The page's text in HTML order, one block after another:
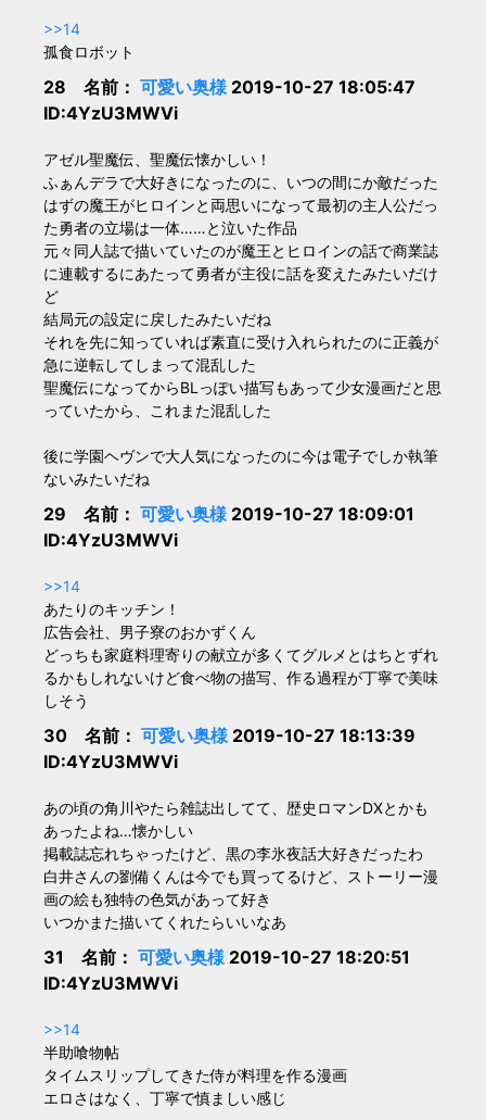
>>14
孤食ロボット
28 名前： 可愛い奥様2019-10-27 18:05:47
ID:4YzU3MWVi
アゼル聖魔伝、聖魔伝懐かしい！
ふぁんデラで大好きになったのに、いつの間にか敵だった
はずの魔王がヒロインと両思いになって最初の主人公だっ
た勇者の立場は一体……と泣いた作品
元々同人誌で描いていたのが魔王とヒロインの話で商業誌
に連載するにあたって勇者が主役に話を変えたみたいだけ
ど
結局元の設定に戻したみたいだね
それを先に知っていれば素直に受け入れられたのに正義が
急に逆転してしまって混乱した
聖魔伝になってからBLっぽい描写もあって少女漫画だと思
っていたから、これまた混乱した
後に学園ヘヴンで大人気になったのに今は電子でしか執筆
ないみたいだね
29 名前： 可愛い奥様2019-10-27 18:09:01
ID:4YzU3MWVi
>>14
あたりのキッチン！
広告会社、男子寮のおかずくん
どっちも家庭料理寄りの献立が多くてグルメとはちとずれ
るかもしれないけど食べ物の描写、作る過程が丁寧で美味
しそう
30 名前： 可愛い奥様2019-10-27 18:13:39
ID:4YzU3MWVi
あの頃の角川やたら雑誌出してて、歴史ロマンDXとかも
あったよね…懐かしい
掲載誌忘れちゃったけど、黒の李氷夜話大好きだったわ
白井さんの劉備くんは今でも買ってるけど、ストーリー漫
画の絵も独特の色気があって好き
いつかまた描いてくれたらいいなあ
31 名前： 可愛い奥様2019-10-27 18:20:51
ID:4YzU3MWVi
>>14
半助喰物帖
タイムスリップしてきた侍が料理を作る漫画
エロさはなく、丁寧で慎ましい感じ